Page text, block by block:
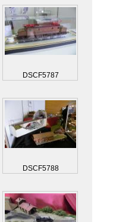
DSCF5787
DSCF5788